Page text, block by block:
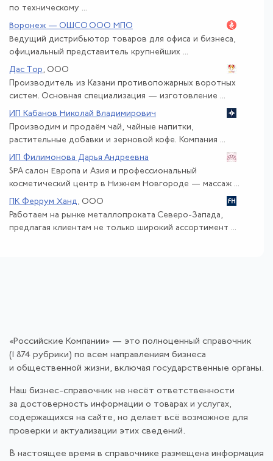
по техническому ...
Воронеж — ОШСО ООО МПО
Ведущий дистрибьютор товаров для офиса и бизнеса,
официальный представитель крупнейших ...
Дас Тор , ООО
Производитель из Казани противопожарных воротных
систем. Основная специализация — изготовление ...
ИП Кабанов Николай Владимирович
Производим и продаём чай, чайные напитки,
растительные добавки и зерновой кофе. Компания ...
ИП Филимонова Дарья Андреевна
SPA салон Европа и Азия и профессиональный
косметический центр в Нижнем Новгороде — массаж ...
ПК Феррум Ханд , ООО
Работаем на рынке металлопроката Северо-Запада,
предлагая клиентам не только широкий ассортимент ...
«Российские Компании» — это полноценный справочник
(1 874 рубрики) по всем направлениям бизнеса
и общественной жизни, включая государственные органы.
Наш бизнес-справочник не несёт ответственности
за достоверность информации о товарах и услугах,
содержащихся на сайте, но делает всё возможное для
проверки и актуализации этих сведений.
В настоящее время в справочнике размещена информация